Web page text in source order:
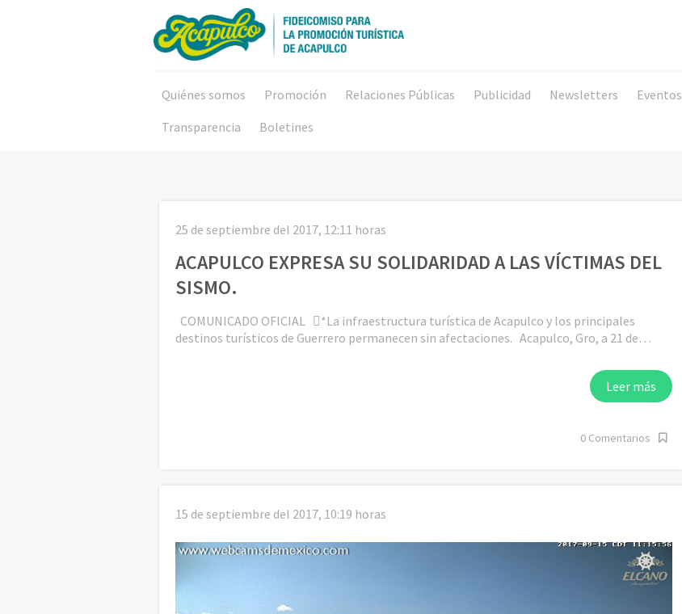
Quiénes somos Promoción Relaciones Públicas Publicidad Newsletters Eventos
Transparencia
Boletines
25 de septiembre del 2017, 12:11 horas
ACAPULCO EXPRESA SU SOLIDARIDAD A LAS VÍCTIMAS DEL
SISMO.
COMUNICADO OFICIAL *La infraestructura turística de Acapulco y los principales
destinos turísticos de Guerrero permanecen sin afectaciones. Acapulco, Gro, a 21 de…
Leer más
0 Comentarios
15 de septiembre del 2017, 10:19 horas